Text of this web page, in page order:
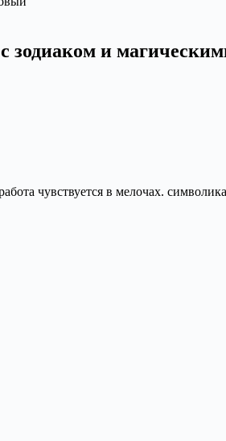
зодиаком и
чувствуется в мелочах.